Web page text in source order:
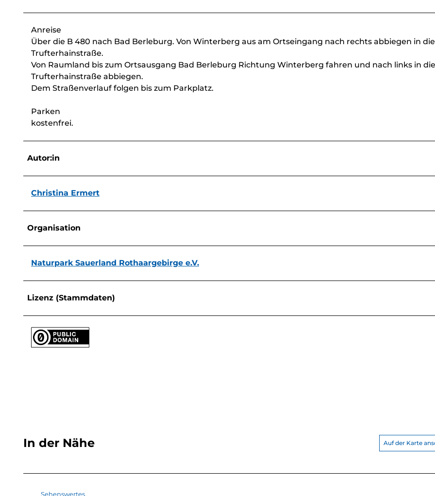
Anreise
Über die B 480 nach Bad Berleburg. Von Winterberg aus am Ortseingang nach rechts abbiegen in die
Trufterhainstraße.
Von Raumland bis zum Ortsausgang Bad Berleburg Richtung Winterberg fahren und nach links in die
Trufterhainstraße abbiegen.
Dem Straßenverlauf folgen bis zum Parkplatz.
Parken
kostenfrei.
Autor:in
Christina Ermert
Organisation
Naturpark Sauerland Rothaargebirge e.V.
Lizenz (Stammdaten)
In der Nähe Auf der Karte
Sehenswertes